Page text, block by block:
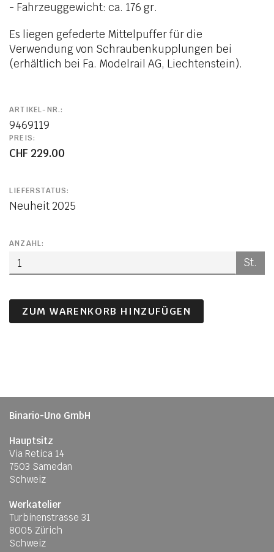
- Fahrzeuggewicht: ca. 176 gr.
Es liegen gefederte Mittelpuffer für die
Verwendung von Schraubenkupplungen bei
(erhältlich bei Fa. Modelrail AG, Liechtenstein).
ARTIKEL-NR.:
9469119
PREIS:
CHF 229.00
LIEFERSTATUS:
Neuheit 2025
ANZAHL:
St.
ZUM WARENKORB HINZUFÜGEN
Binario-Uno GmbH
Hauptsitz
Via Retica 14
7503 Samedan
Schweiz
Werkatelier
Turbinenstrasse 31
8005 Zürich
Schweiz